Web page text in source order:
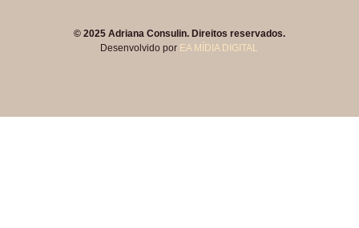
© 2025 Adriana Consulin. Direitos reservados.
Desenvolvido por EA MÍDIA DIGITAL